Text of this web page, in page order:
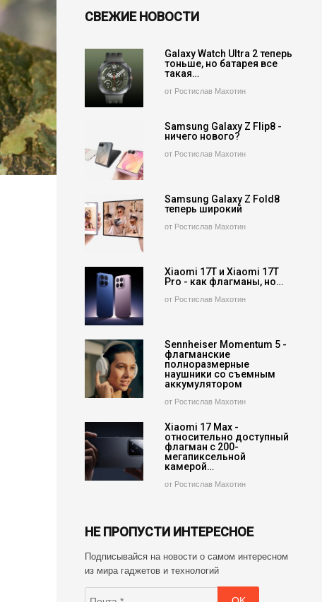
СВЕЖИЕ НОВОСТИ
Galaxy Watch Ultra 2 теперь
тоньше, но батарея все
такая…
от Ростислав Махотин
Samsung Galaxy Z Flip8 -
ничего нового?
от Ростислав Махотин
Samsung Galaxy Z Fold8
теперь широкий
от Ростислав Махотин
Xiaomi 17T и Xiaomi 17T
Pro - как флагманы, но…
от Ростислав Махотин
Sennheiser Momentum 5 -
флагманские
полноразмерные
наушники со съемным
аккумулятором
от Ростислав Махотин
Xiaomi 17 Max -
относительно доступный
флагман с 200-
мегапиксельной
камерой…
от Ростислав Махотин
НЕ ПРОПУСТИ ИНТЕРЕСНОЕ
Подписывайся на новости о самом интересном
из мира гаджетов и технологий